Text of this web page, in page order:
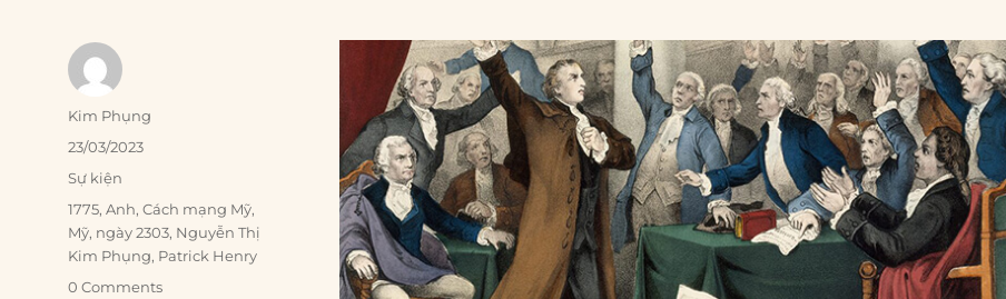
Author
Kim Phụng
Posted
23/03/2023
Categories
Sự kiện
Tags
1775,Anh,Cách mạng Mỹ,
Mỹ, ngày 2303, Nguyễn Thị
Kim Phụng, Patrick Henry
0 Comments